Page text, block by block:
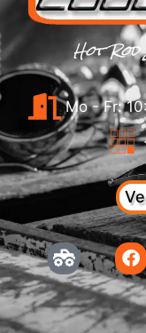
Hot
Mo - Fr: